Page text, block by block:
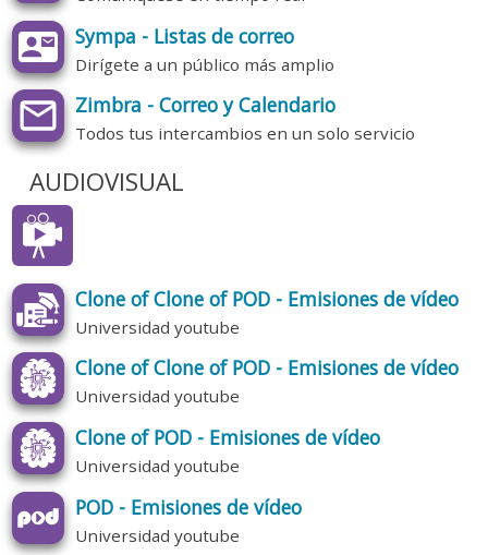
Sympa - Listas de correo
Dirígete a un público más amplio
Zimbra - Correo y Calendario
Todos tus intercambios en un solo servicio
AUDIOVISUAL
Clone of Clone of POD - Emisiones de vídeo
Universidad youtube
Clone of Clone of POD - Emisiones de vídeo
Universidad youtube
Clone of POD - Emisiones de vídeo
Universidad youtube
POD - Emisiones de vídeo
Universidad youtube